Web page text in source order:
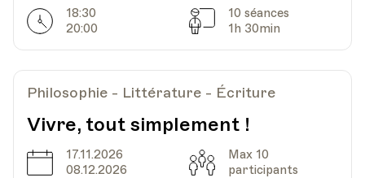
Horarires
18:30
20:00
Séances
10 séances
1h 30min
Philosophie - Littérature - Écriture
Vivre, tout simplement !
Date
17.11.2026
08.12.2026
Capacité
Max 10
participants